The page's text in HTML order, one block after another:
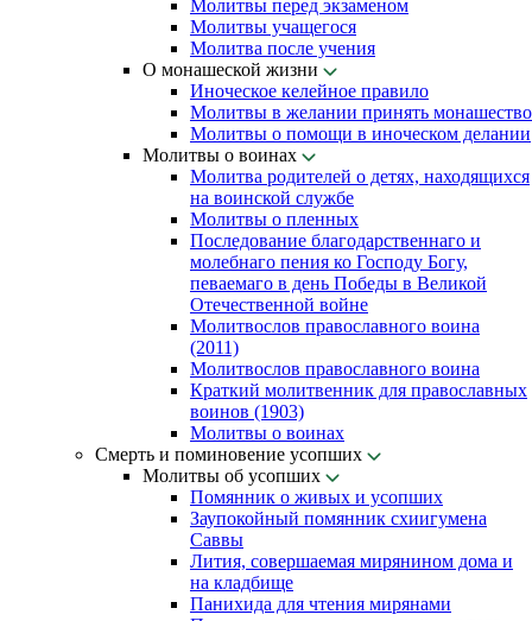
Молитвы перед экзаменом
Молитвы учащегося
Молитва после учения
О монашеской жизни
Иноческое келейное правило
Молитвы в желании принять монашество
Молитвы о помощи в иноческом делании
Молитвы о воинах
Молитва родителей о детях, находящихся
на воинской службе
Молитвы о пленных
Последование благодарственнаго и
молебнаго пения ко Господу Богу,
певаемаго в день Победы в Великой
Отечественной войне
Молитвослов православного воина
(2011)
Молитвослов православного воина
Краткий молитвенник для православных
воинов (1903)
Молитвы о воинах
Смерть и поминовение усопших
Молитвы об усопших
Помянник о живых и усопших
Заупокойный помянник схиигумена
Саввы
Лития, совершаемая мирянином дома и
на кладбище
Панихида для чтения мирянами